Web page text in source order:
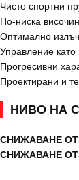
Чисто спортни
По-ниска
Оптимално
Управление като
Прогресивни
Проектирани и
НИВО НА
СНИЖАВАНЕ
СНИЖАВАНЕ